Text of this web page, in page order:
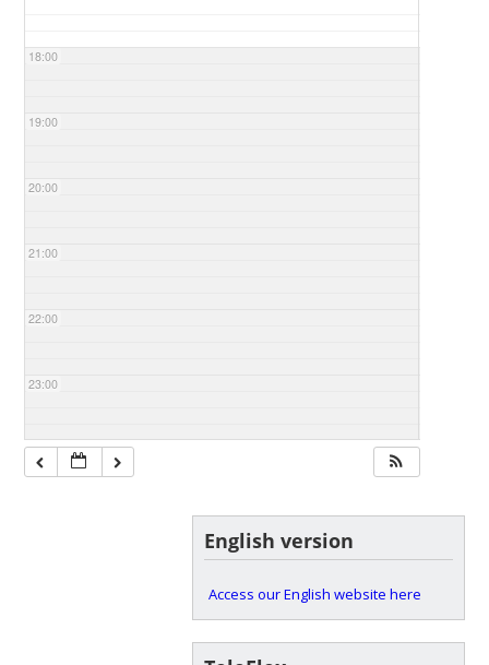
18:00
19:00
20:00
21:00
22:00
23:00
English version
Access our English website here